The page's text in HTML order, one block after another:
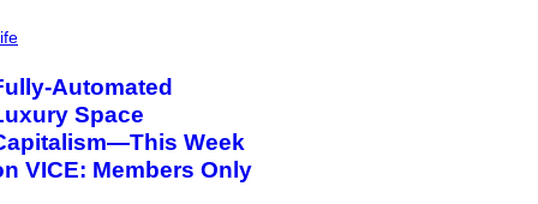
Automated
Space
Week
VICE: Members Only